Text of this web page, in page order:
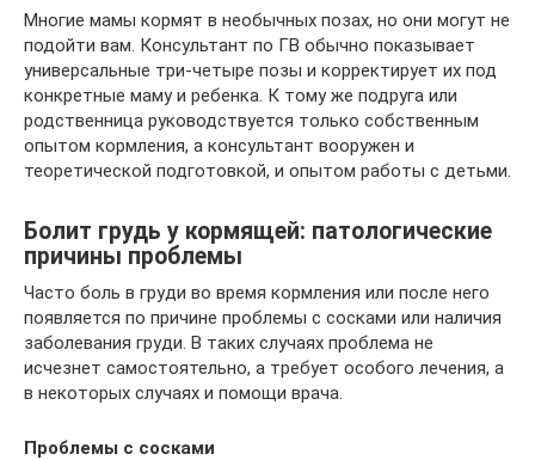
Многие мамы кормят в необычных позах, но они могут не
подойти вам. Консультант по ГВ обычно показывает
универсальные три-четыре позы и корректирует их под
конкретные маму и ребенка. К тому же подруга или
родственница руководствуется только собственным
опытом кормления, а консультант вооружен и
теоретической подготовкой, и опытом работы с детьми.
Болит грудь у кормящей: патологические
причины проблемы
Часто боль в груди во время кормления или после него
появляется по причине проблемы с сосками или наличия
заболевания груди. В таких случаях проблема не
исчезнет самостоятельно, а требует особого лечения, а
в некоторых случаях и помощи врача.
Проблемы с сосками